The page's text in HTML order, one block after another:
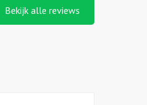
Bekijk alle reviews